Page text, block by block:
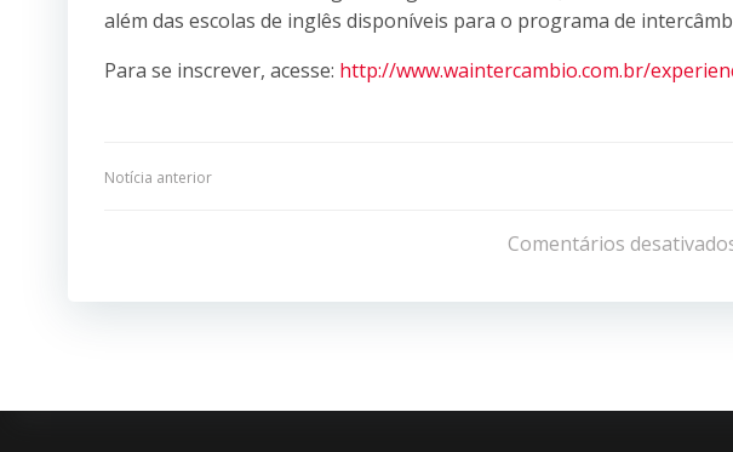
além das escolas de inglês disponíveis para o programa de
Para se inscrever, acesse: http://www.waintercambio.com.br/
Navegação
Post
Notícia anterior
de
Post
Comentários